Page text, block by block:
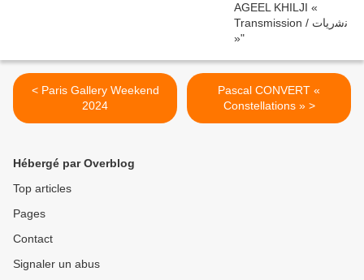
< Paris Gallery Weekend
2024
Pascal CONVERT «
Constellations » >
Hébergé par Overblog
Top articles
Pages
Contact
Signaler un abus